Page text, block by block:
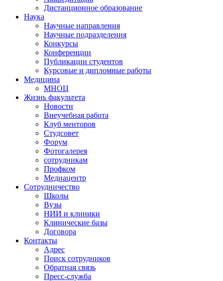
Дистанционное образование
Наука
Научные направления
Научные подразделения
Конкурсы
Конференции
Публикации студентов
Курсовые и дипломные работы
Медицина
МНОЦ
Жизнь факультета
Новости
Внеучебная работа
Клуб менторов
Студсовет
Форум
Фотогалерея
сотрудникам
Профком
Медиацентр
Сотрудничество
Школы
Вузы
НИИ и клиники
Клинические базы
Договора
Контакты
Адрес
Поиск сотрудников
Обратная связь
Пресс-служба